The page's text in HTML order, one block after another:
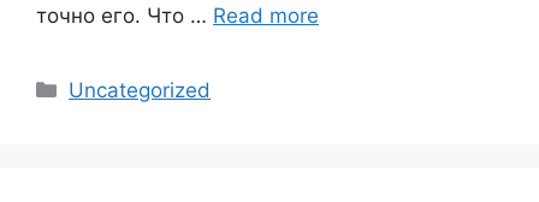
точно его. Что … Read more
Categories
Uncategorized